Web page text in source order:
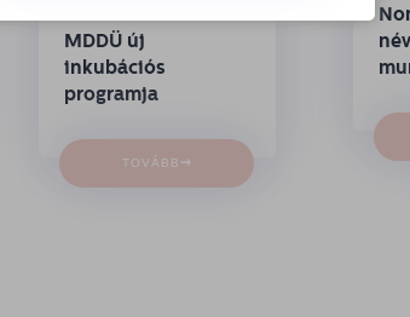
MDDÜ új
inkubációs
programja
TOVÁBB →